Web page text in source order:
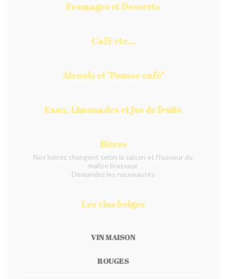
Fromages et Desserts
Café etc...
Alcools et "Pousse café"
Eaux, Limonades et jus de fruits
Bières
Nos bières changent selon la saison et l'humeur du
maître brasseur
Demandez les nouveautés
Les vins belges
VIN MAISON
ROUGES